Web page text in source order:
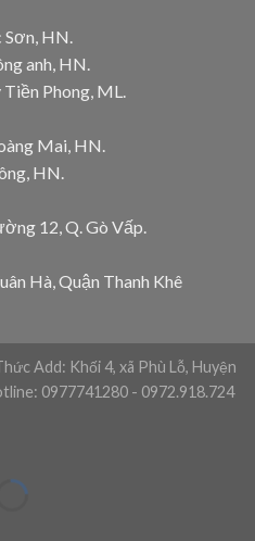
Sơn, HN.
anh, HN.
Phong, ML.
Mai, HN.
HN.
12, Q. Gò Vấp.
Hà, Quận Thanh Khê
Add: Khối 4, xã Phù Lỗ, Huyện
0977741280 - 0972.918.724